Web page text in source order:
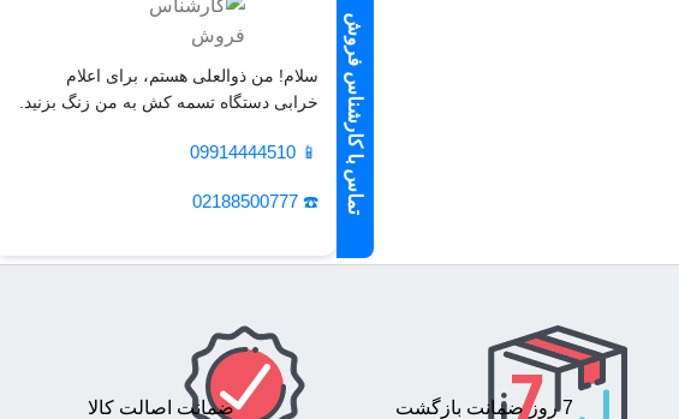
ضمانت اصالت کالا 7 روز ضمانت بازگشت
تماس با کارشناس فروش
سلام! من ذوالعلی هستم، برای اعلام
خرابی دستگاه تسمه کش به من زنگ بزنید.
📱
09914444510
☎️ 02188500777